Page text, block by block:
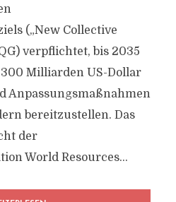
(„New Collective
verpflichtet, bis 2035
Milliarden US-Dollar
Anpassungsmaßnahmen
bereitzustellen. Das
der
World Resources...